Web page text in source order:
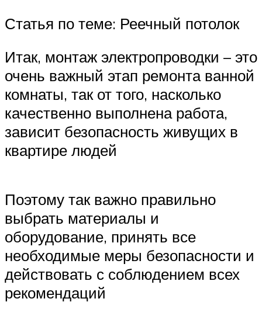
Статья по теме: Реечный потолок
Итак, монтаж электропроводки – это
очень важный этап ремонта ванной
комнаты, так от того, насколько
качественно выполнена работа,
зависит безопасность живущих в
квартире людей
Поэтому так важно правильно
выбрать материалы и
оборудование, принять все
необходимые меры безопасности и
действовать с соблюдением всех
рекомендаций